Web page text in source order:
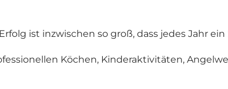
ist inzwischen so groß, dass jedes Jahr
Köchen, Kinderaktivitäten,